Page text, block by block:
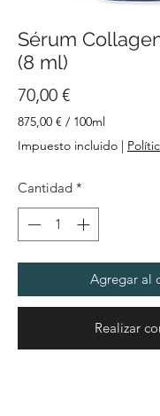
Sérum
(8 ml)
70,00 €Precio
875,00 € / 100ml
875,00 €
por
Mililitro
Impuesto incluido |
Cantidad *
Agregar al
Realizar